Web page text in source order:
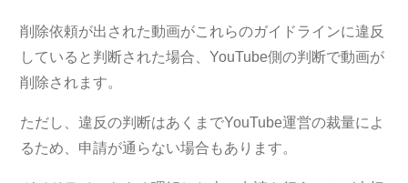
削除依頼が出された動画がこれらのガイドラインに違反
していると判断された場合、YouTube側の判断で動画が
削除されます。
ただし、違反の判断はあくまでYouTube運営の裁量によ
るため、申請が通らない場合もあります。